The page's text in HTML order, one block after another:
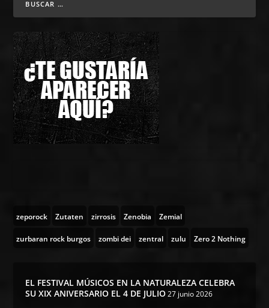
zeporock Zutaten zirrosis Zenobia Zemial
zurbaran rock burgos zombi dei zentral zulu Zero 2 Nothing
EL FESTIVAL MÚSICOS EN LA NATURALEZA CELEBRA
SU XIX ANIVERSARIO EL 4 DE JULIO 27 junio 2026